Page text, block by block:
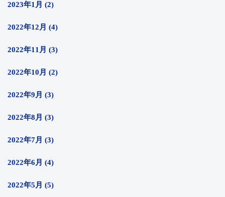
2023年1月 (2)
2022年12月 (4)
2022年11月 (3)
2022年10月 (2)
2022年9月 (3)
2022年8月 (3)
2022年7月 (3)
2022年6月 (4)
2022年5月 (5)